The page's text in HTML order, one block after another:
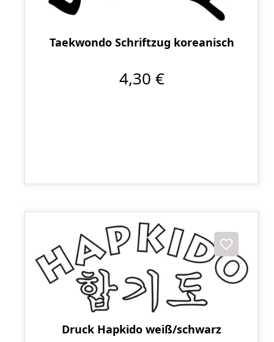
Taekwondo Schriftzug koreanisch
4,30 €
Druck Hapkido weiß/schwarz